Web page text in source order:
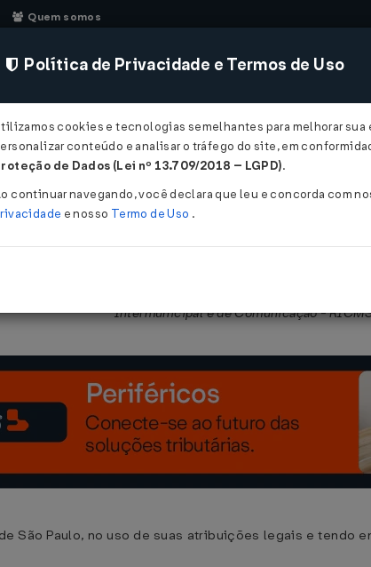
Quem somos
CONSULTORIA SISTEMAS
- São Paulo
2016
sobre Operações Relativas à Circulação de
Intermunicipal e de Comunicação -
São Paulo, no uso de suas atribuições legais e tendo
Política de Privacidade e Termos de Uso
cookies e tecnologias semelhantes para melhorar sua
conteúdo e analisar o tráfego do site, em
de Dados (Lei nº 13.709/2018 – LGPD).
continuar navegando, você declara que leu e concorda com
e nosso Termo de Uso .